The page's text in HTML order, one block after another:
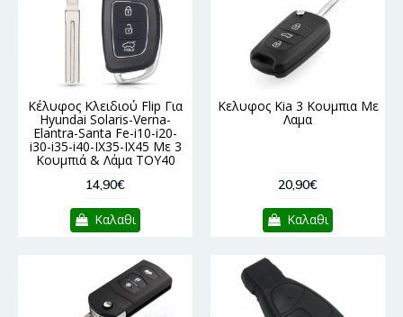
Κέλυφος Κλειδιού Flip Για
Hyundai Solaris-Verna-
Elantra-Santa Fe-i10-i20-
i30-i35-i40-IX35-IX45 Με 3
Κουμπιά & Λάμα TOY40
14,90€
Καλαθι
Κελυφος Kia 3 Κουμπια Με
Λαμα
20,90€
Καλαθι